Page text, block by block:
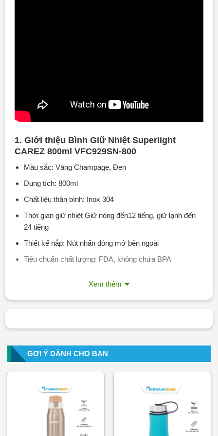
1. Giới thiệu Bình Giữ Nhiệt Superlight
CAREZ 800ml VFC929SN-800
Màu sắc: Vàng Champage, Đen
Dung tích: 800ml
Chất liệu thân bình: Inox 304
Thời gian giữ nhiệt Giữ nóng đến12 tiếng, giữ lạnh đến
24 tiếng
Thiết kế nắp: Nút nhấn đóng mở bên ngoài
Tiêu chuẩn chất lượng: FDA, không chứa BPA
Xem thêm
GỢI Ý DÀNH CHO BẠN